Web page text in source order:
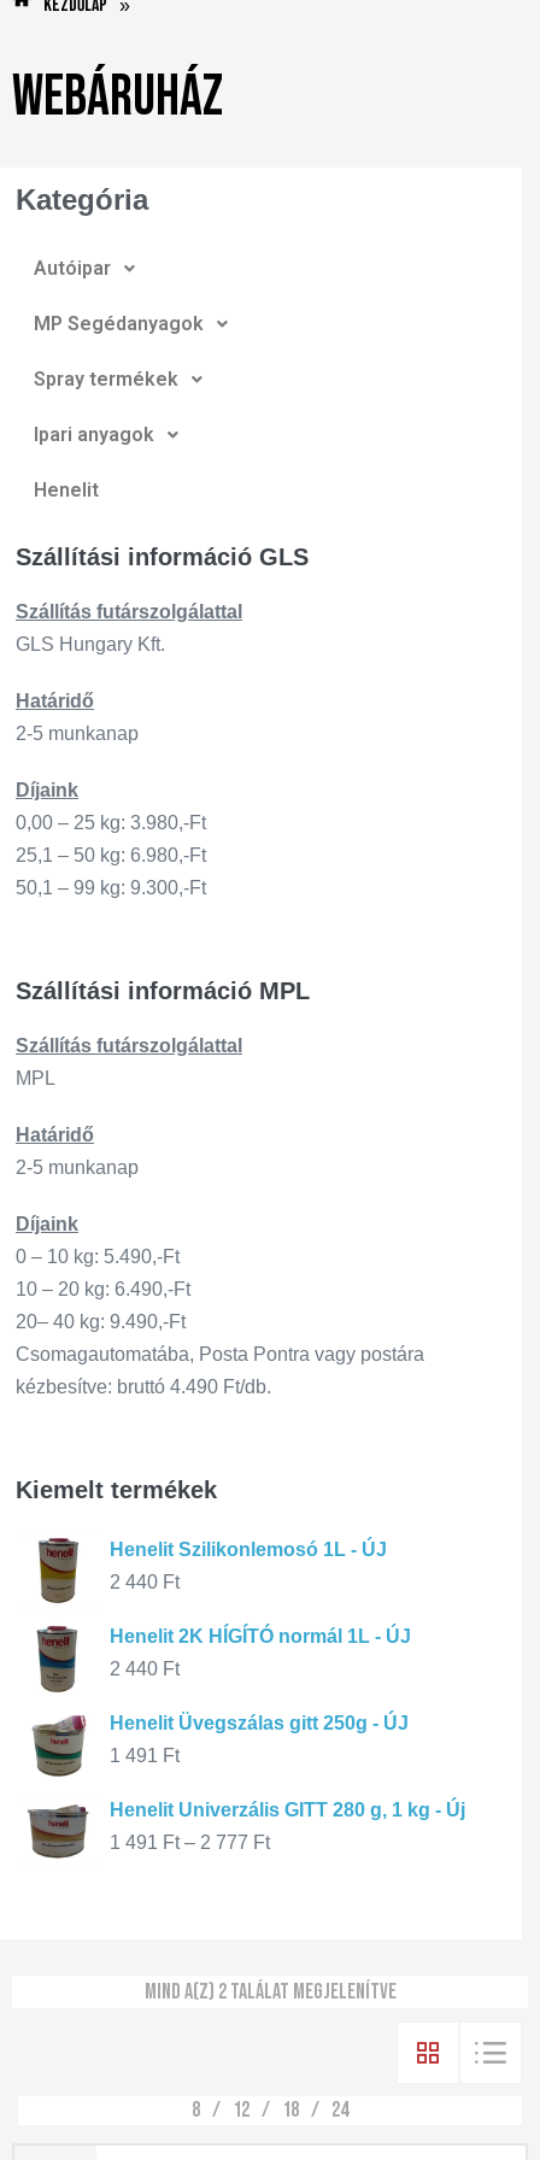
Kezdőlap »
Webáruház
Kategória
Autóipar
MP Segédanyagok
Spray termékek
Ipari anyagok
Henelit
Szállítási információ GLS
Szállítás futárszo lgálattal
GLS Hungary Kft.
Határidő
2-5 munkanap
Díjaink
0,00 – 25 kg: 3.980,-Ft
25,1 – 50 kg: 6.980,-Ft
50,1 – 99 kg: 9.300,-Ft
Szállítási információ MPL
Szállítás futárszo lgálattal
MPL
Határidő
2-5 munkanap
Díjaink
0 – 10 kg: 5.490,-Ft
10 – 20 kg: 6.490,-Ft
20– 40 kg: 9.490,-Ft
Csomagautomatába, Posta Pontra vagy postára
kézbesítve: bruttó 4.490 Ft/db.
Kiemelt termékek
Henelit Szilikonlemosó 1L - ÚJ
2 440 Ft
Henelit 2K HÍGÍTÓ normál 1L - ÚJ
2 440 Ft
Henelit Üvegszálas gitt 250g - ÚJ
1 491 Ft
Henelit Univerzális GITT 280 g, 1 kg - Új
1 491 Ft – 2 777 Ft
Mind a(z) 2 találat megjelenítve
8 12 18 24